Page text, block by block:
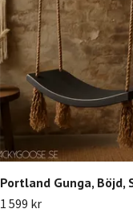
Portland Gunga, Böjd,
1 599 kr